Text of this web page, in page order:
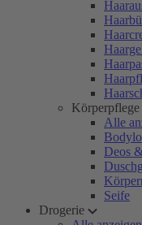
Körperpflege
Alle
Deos
Seife
Drogerie